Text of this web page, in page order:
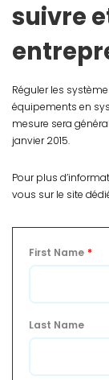
suivre
Réguler les
équipements en
mesure sera
janvier 2015.
Pour plus
vous sur le site
First Name *
Last Name